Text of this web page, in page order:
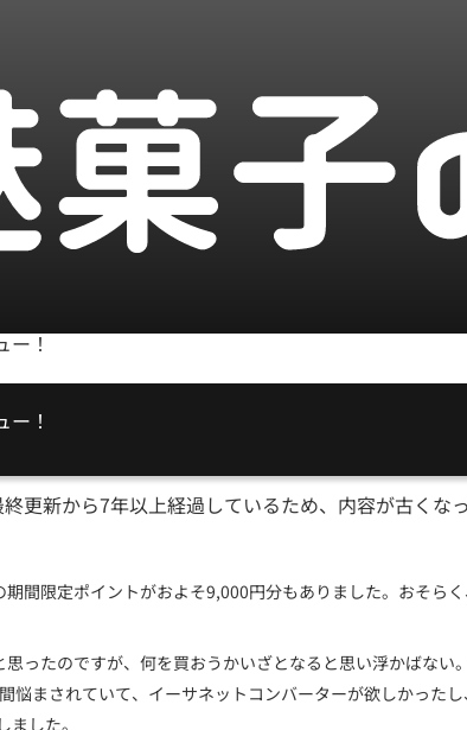
！
更新から7年以上経過しているため、内容が古くな
間限定ポイントがおよそ9,000円分もありました。おそ
ったのですが、何を買おうかいざとなると思い浮かばな
悩まされていて、イーサネットコンバーターが欲しかった
した。